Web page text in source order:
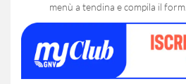
menù a tendina e compila il form.